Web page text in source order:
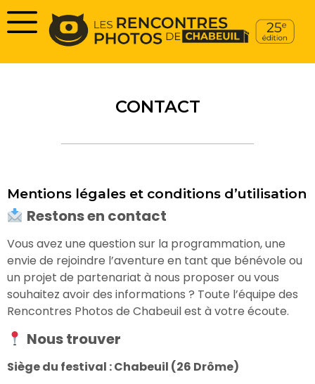
CONTACT
Mentions légales et conditions d’utilisation
Restons en contact
Vous avez une question sur la programmation, une
envie de rejoindre l’aventure en tant que bénévole ou
un projet de partenariat à nous proposer ou vous
souhaitez avoir des informations ? Toute l’équipe des
Rencontres Photos de Chabeuil est à votre écoute.
Nous trouver
Siège du festival : Chabeuil (26 Drôme)